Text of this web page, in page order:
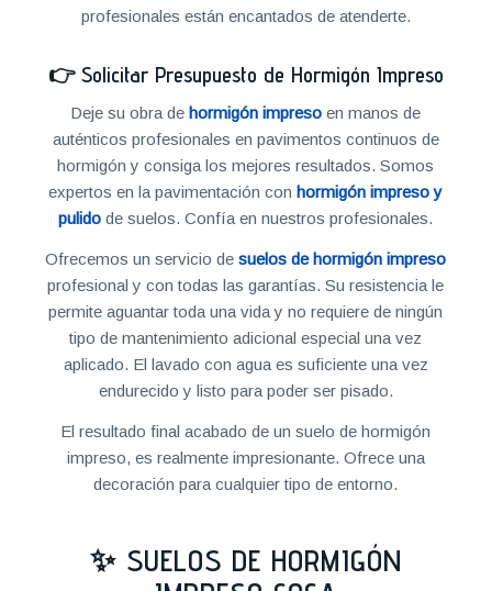
profesionales están encantados de atenderte.
👉 Solicitar Presupuesto de Hormigón Impreso
Deje su obra dehormigón impreso en manos de
auténticos profesionales en pavimentos continuos de
hormigón y consiga los mejores resultados. Somos
expertos en la pavimentación conhormigón impreso y
pulido de suelos. Confía en nuestros profesionales.
Ofrecemos un servicio desuelos de hormigón impreso
profesional y con todas las garantías. Su resistencia le
permite aguantar toda una vida y no requiere de ningún
tipo de mantenimiento adicional especial una vez
aplicado. El lavado con agua es suficiente una vez
endurecido y listo para poder ser pisado.
El resultado final acabado de un suelo de hormigón
impreso, es realmente impresionante. Ofrece una
decoración para cualquier tipo de entorno.
✨ SUELOS DE HORMIGÓN